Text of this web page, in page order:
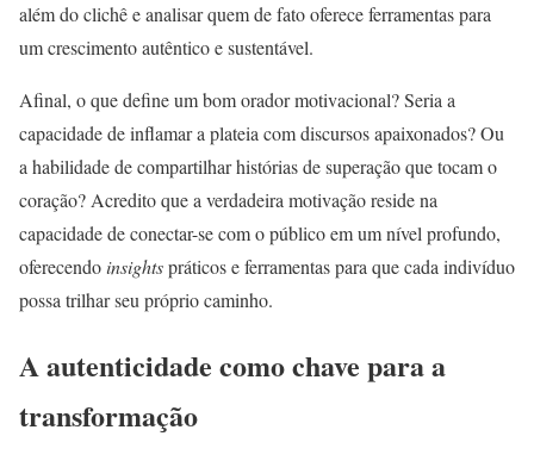
além do clichê e analisar quem de fato oferece ferramentas para
um crescimento autêntico e sustentável.
Afinal, o que define um bom orador motivacional? Seria a
capacidade de inflamar a plateia com discursos apaixonados? Ou
a habilidade de compartilhar histórias de superação que tocam o
coração? Acredito que a verdadeira motivação reside na
capacidade de conectar-se com o público em um nível profundo,
oferecendo insightspráticos e ferramentas para que cada indivíduo
possa trilhar seu próprio caminho.
A autenticidade como chave para a
transformação